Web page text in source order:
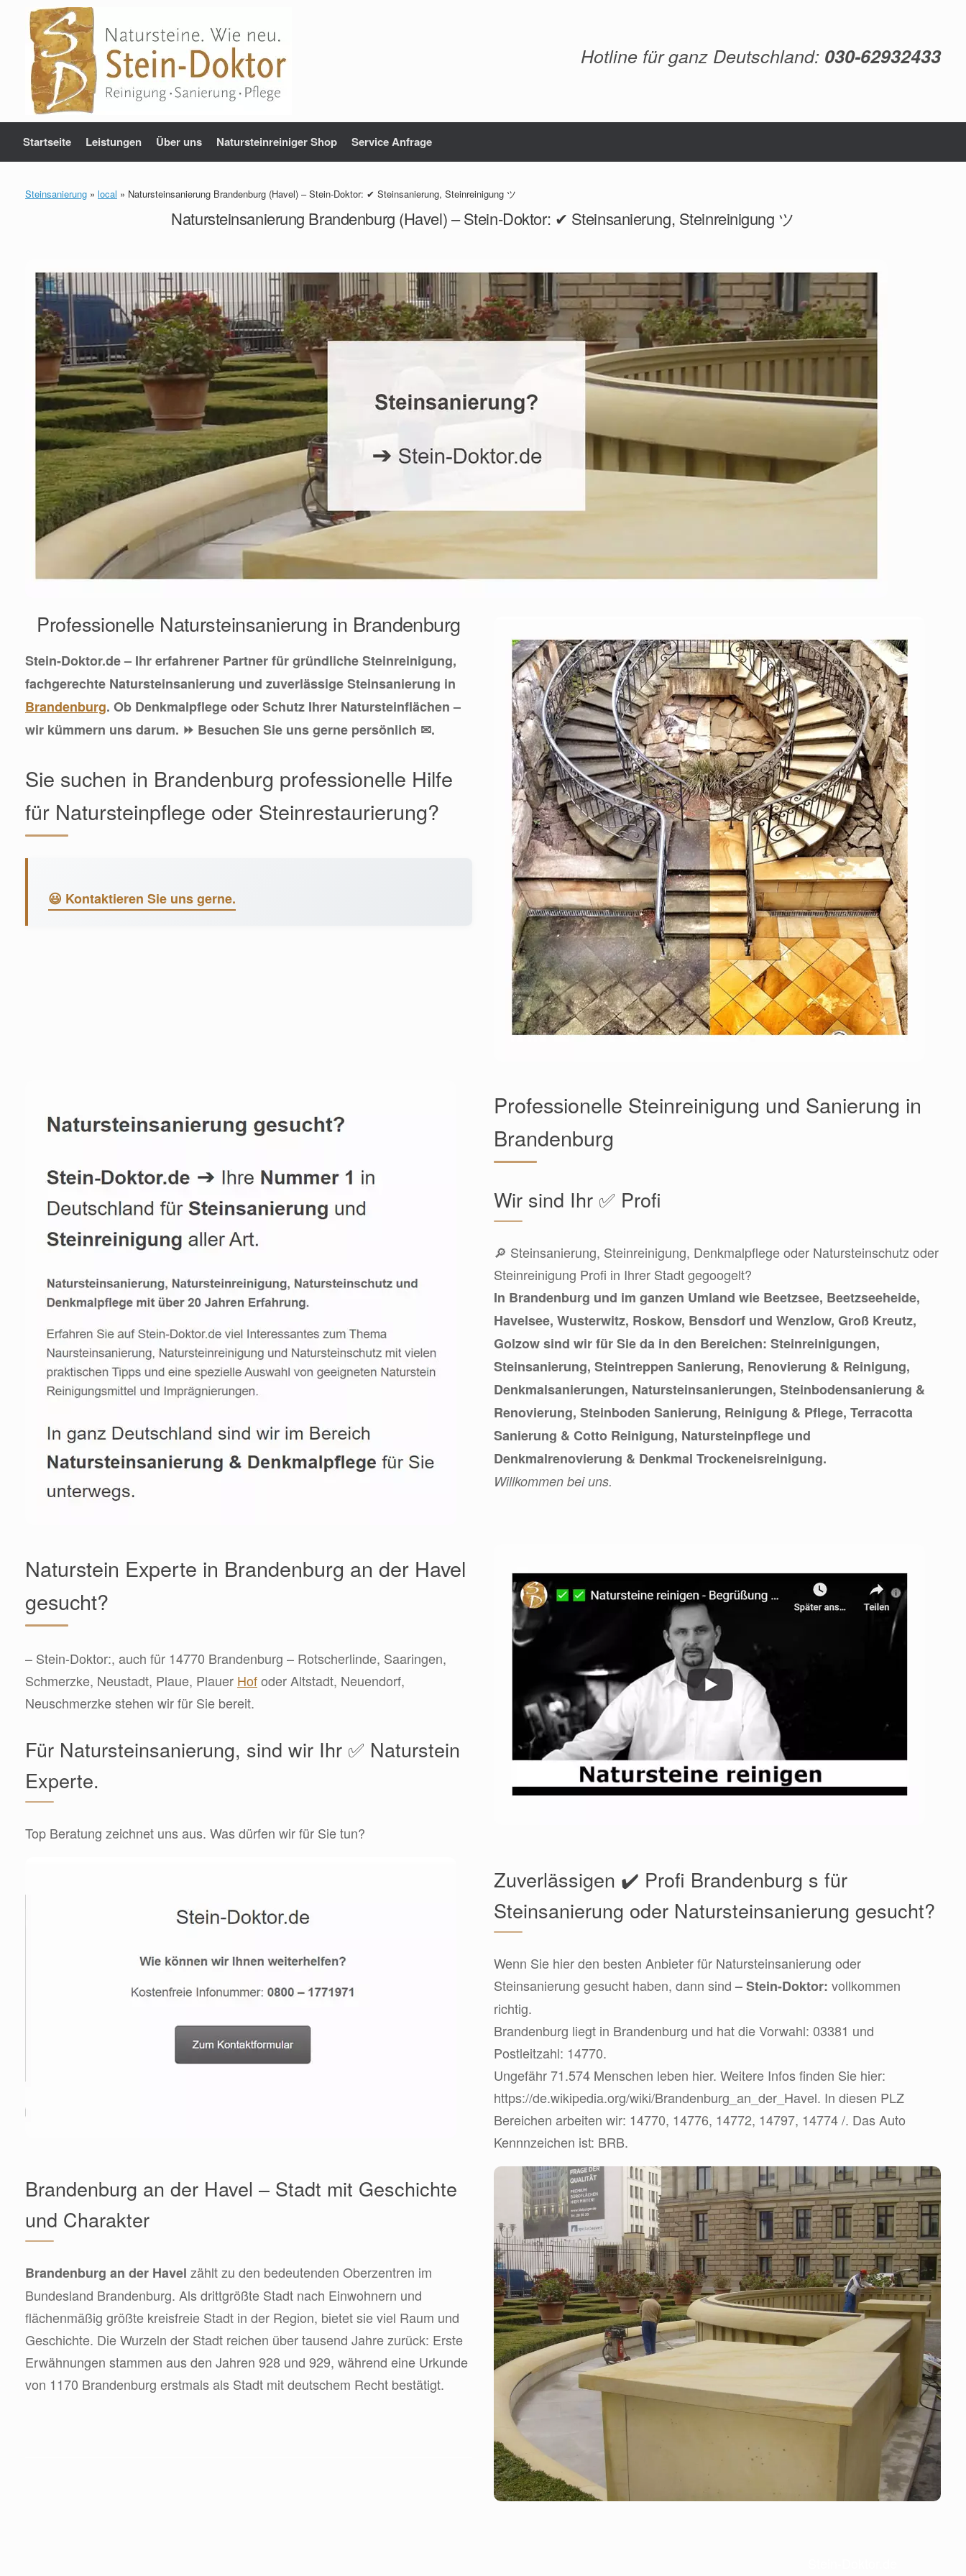
springen
Hotline für ganz Deutschland: 030-62932433
Startseite Leistungen Über uns Natursteinreiniger Shop Service Anfrage
Steinsanierung » local » Natursteinsanierung Brandenburg (Havel) – Stein-Doktor: ✔ Steinsanierung, Steinreinigung ツ
Natursteinsanierung Brandenburg (Havel) – Stein-Doktor: ✔ Steinsanierung, Steinreinigung ツ
Professionelle Natursteinsanierung in Brandenburg
Stein-Doktor.de – Ihr erfahrener Partner für gründliche Steinreinigung,
fachgerechte Natursteinsanierung und zuverlässige Steinsanierung in
Brandenburg. Ob Denkmalpflege oder Schutz Ihrer Natursteinflächen –
wir kümmern uns darum. ⏩ Besuchen Sie uns gerne persönlich ✉.
Sie suchen in Brandenburg professionelle Hilfe
für Natursteinpflege oder Steinrestaurierung?
😃 Kontaktieren Sie uns gerne.
Professionelle Steinreinigung und Sanierung in
Brandenburg
Wir sind Ihr ✅ Profi
🔎 Steinsanierung, Steinreinigung, Denkmalpflege oder Natursteinschutz oder
Steinreinigung Profi in Ihrer Stadt gegoogelt?
In Brandenburg und im ganzen Umland wie Beetzsee, Beetzseeheide,
Havelsee, Wusterwitz, Roskow, Bensdorf und Wenzlow, Groß Kreutz,
Golzow sind wir für Sie da in den Bereichen: Steinreinigungen,
Steinsanierung, Steintreppen Sanierung, Renovierung & Reinigung,
Denkmalsanierungen, Natursteinsanierungen, Steinbodensanierung &
Renovierung, Steinboden Sanierung, Reinigung & Pflege, Terracotta
Sanierung & Cotto Reinigung, Natursteinpflege und
Denkmalrenovierung & Denkmal Trockeneisreinigung.
Willkommen bei uns.
Naturstein Experte in Brandenburg an der Havel
gesucht?
– Stein-Doktor:, auch für 14770 Brandenburg – Rotscherlinde, Saaringen,
Schmerzke, Neustadt, Plaue, Plauer Hofoder Altstadt, Neuendorf,
Neuschmerzke stehen wir für Sie bereit.
Für Natursteinsanierung, sind wir Ihr ✅ Naturstein
Experte.
Top Beratung zeichnet uns aus. Was dürfen wir für Sie tun?
Zuverlässigen ✔️ Profi Brandenburg s für
Steinsanierung oder Natursteinsanierung gesucht?
Wenn Sie hier den besten Anbieter für Natursteinsanierung oder
Steinsanierung gesucht haben, dann sind– Stein-Doktor: vollkommen
richtig.
Brandenburg liegt in Brandenburg und hat die Vorwahl: 03381 und
Postleitzahl: 14770.
Ungefähr 71.574 Menschen leben hier. Weitere Infos finden Sie hier:
https://de.wikipedia.org/wiki/Brandenburg_an_der_Havel. In diesen PLZ
Bereichen arbeiten wir: 14770, 14776, 14772, 14797, 14774 /. Das Auto
Kennnzeichen ist: BRB.
Brandenburg an der Havel – Stadt mit Geschichte
und Charakter
Brandenburg an der Havel zählt zu den bedeutenden Oberzentren im
Bundesland Brandenburg. Als drittgrößte Stadt nach Einwohnern und
flächenmäßig größte kreisfreie Stadt in der Region, bietet sie viel Raum und
Geschichte. Die Wurzeln der Stadt reichen über tausend Jahre zurück: Erste
Erwähnungen stammen aus den Jahren 928 und 929, während eine Urkunde
von 1170 Brandenburg erstmals als Stadt mit deutschem Recht bestätigt.